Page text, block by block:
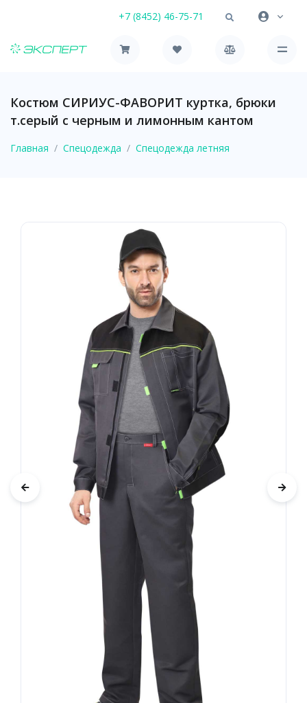
+7 (8452) 46-75-71
Костюм СИРИУС-ФАВОРИТ куртка, брюки
т.серый с черным и лимонным кантом
Главная Спецодежда Спецодежда летняя